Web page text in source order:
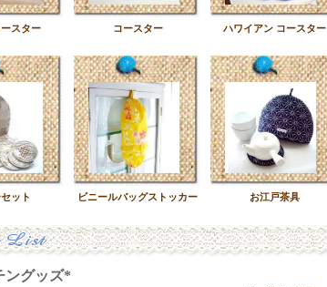
スター コースター ハワイアン コースター
ット ビニールバッグストッカー お江戸茶具
グッズ*